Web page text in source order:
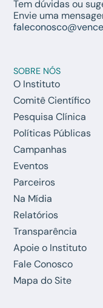
Tem dúvidas ou
Envie uma
SOBRE NÓS
O Instituto
Comitê Científico
Pesquisa Clínica
Políticas Públicas
Campanhas
Eventos
Parceiros
Na Mídia
Relatórios
Transparência
Apoie o Instituto
Fale Conosco
Mapa do Site